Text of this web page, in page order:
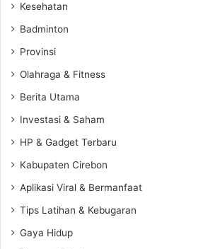
Kesehatan
Badminton
Provinsi
Olahraga & Fitness
Berita Utama
Investasi & Saham
HP & Gadget Terbaru
Kabupaten Cirebon
Aplikasi Viral & Bermanfaat
Tips Latihan & Kebugaran
Gaya Hidup